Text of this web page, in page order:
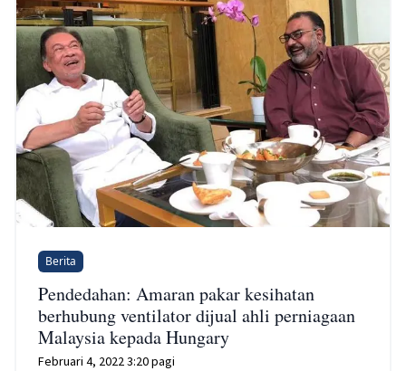
Berita
Pendedahan: Amaran pakar kesihatan
berhubung ventilator dijual ahli perniagaan
Malaysia kepada Hungary
Februari 4, 2022 3:20 pagi